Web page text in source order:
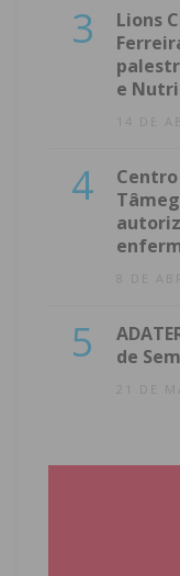
3
Lions
e
14 DE
4
8 DE
5
de
21 DE